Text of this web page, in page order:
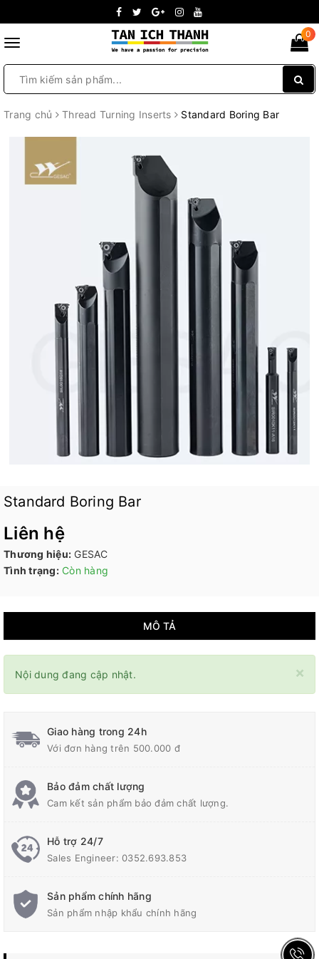
Toggle
0
Trang chủ Thread Turning Inserts Standard Boring Bar
Standard Boring Bar
Liên hệ
Thương hiệu: GESAC
Tình trạng: Còn hàng
MÔ TẢ
×
Nội dung đang cập nhật.
Giao hàng trong 24h
Với đơn hàng trên 500.000 đ
Bảo đảm chất lượng
Cam kết sản phẩm bảo đảm chất lượng.
Hỗ trợ 24/7
Sales Engineer: 0352.693.853
Sản phẩm chính hãng
Sản phẩm nhập khẩu chính hãng